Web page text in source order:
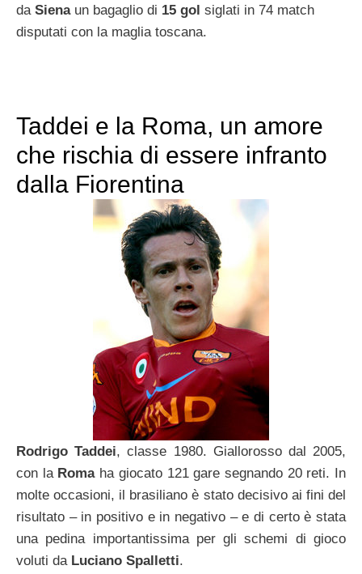
da Siena un bagaglio di 15 gol siglati in 74 match
disputati con la maglia toscana.
Taddei e la Roma, un amore
che rischia di essere infranto
dalla Fiorentina
Rodrigo Taddei, classe 1980. Giallorosso dal 2005,
con la Romaha giocato 121 gare segnando 20 reti. In
molte occasioni, il brasiliano è stato decisivo ai fini del
risultato – in positivo e in negativo – e di certo è stata
una pedina importantissima per gli schemi di gioco
voluti daLuciano Spalletti.